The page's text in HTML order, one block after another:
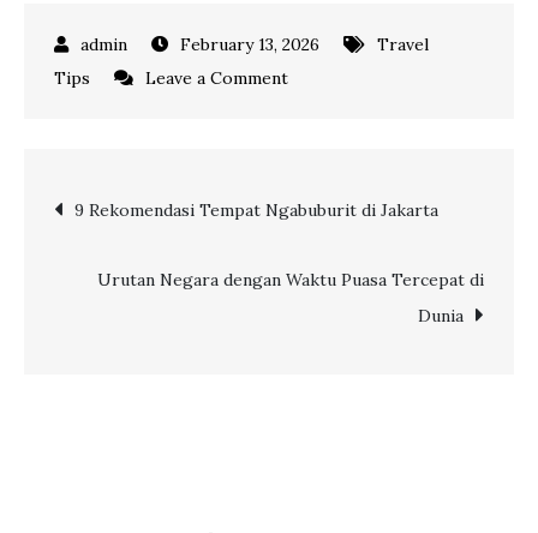
February 13, 2026
Travel
Tips
Leave a Commenton
Traveling
Bulan
Post
navigation
9 Rekomendasi Tempat Ngabuburit di Jakarta
Urutan Negara dengan Waktu Puasa Tercepat di
Dunia